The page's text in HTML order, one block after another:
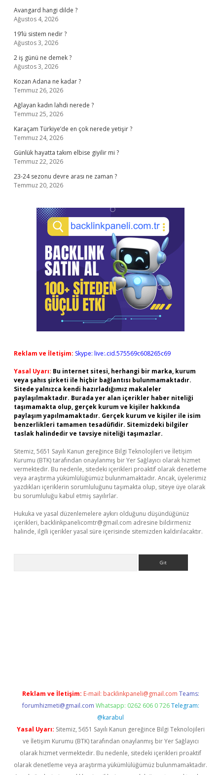
Avangard hangi dilde ?
Ağustos 4, 2026
19’lü sistem nedir ?
Ağustos 3, 2026
2 iş günü ne demek ?
Ağustos 3, 2026
Kozan Adana ne kadar ?
Temmuz 26, 2026
Ağlayan kadın lahdi nerede ?
Temmuz 25, 2026
Karaçam Türkiye’de en çok nerede yetişir ?
Temmuz 24, 2026
Günlük hayatta takım elbise giyilir mi ?
Temmuz 22, 2026
23-24 sezonu devre arası ne zaman ?
Temmuz 20, 2026
Reklam ve İletişim: Skype: live:.cid.575569c608265c69
Yasal Uyarı: Bu internet sitesi, herhangi bir marka, kurum
veya şahıs şirketi ile hiçbir bağlantısı bulunmamaktadır.
Sitede yalnızca kendi hazırladığımız makaleler
paylaşılmaktadır. Burada yer alan içerikler haber niteliği
taşımamakta olup, gerçek kurum ve kişiler hakkında
paylaşım yapılmamaktadır. Gerçek kurum ve kişiler ile isim
benzerlikleri tamamen tesadüfidir. Sitemizdeki bilgiler
taslak halindedir ve tavsiye niteliği taşımazlar.
Sitemiz, 5651 Sayılı Kanun gereğince Bilgi Teknolojileri ve İletişim
Kurumu (BTK) tarafından onaylanmış bir Yer Sağlayıcı olarak hizmet
vermektedir. Bu nedenle, sitedeki içerikleri proaktif olarak denetleme
veya araştırma yükümlülüğümüz bulunmamaktadır. Ancak, üyelerimiz
yazdıkları içeriklerin sorumluluğunu taşımakta olup, siteye üye olarak
bu sorumluluğu kabul etmiş sayılırlar.
Hukuka ve yasal düzenlemelere aykırı olduğunu düşündüğünüz
içerikleri, backlinkpanelicomtr@gmail.com adresine bildirmeniz
halinde, ilgili içerikler yasal süre içerisinde sitemizden kaldırılacaktır.
Reklam ve İletişim: E-mail: backlinkpaneli@gmail.com Teams:
forumhizmeti@gmail.com Whatsapp: 0262 606 0 726 Telegram:
@karabul
Yasal Uyarı: Sitemiz, 5651 Sayılı Kanun gereğince Bilgi Teknolojileri
ve İletişim Kurumu (BTK) tarafından onaylanmış bir Yer Sağlayıcı
olarak hizmet vermektedir. Bu nedenle, sitedeki içerikleri proaktif
olarak denetleme veya araştırma yükümlülüğümüz bulunmamaktadır.